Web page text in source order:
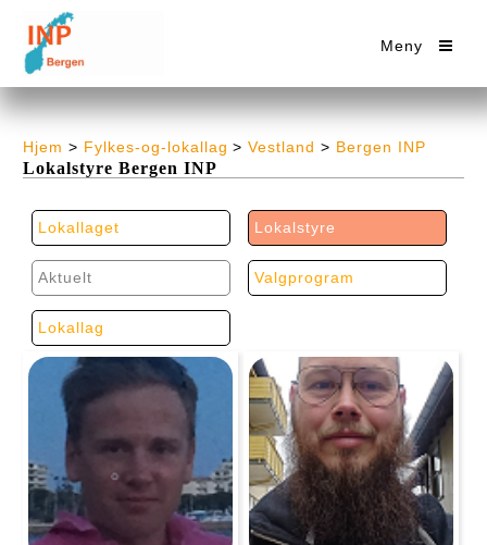
Meny
Hjem > Fylkes-og-lokallag >Vestland > Bergen INP
Lokalstyre Bergen INP
Lokallaget Lokalstyre
Aktuelt Valgprogram
Lokallag